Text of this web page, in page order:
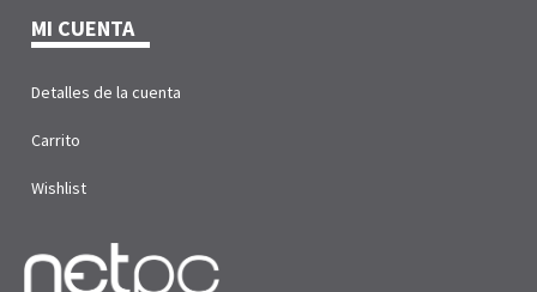
MI CUENTA
Detalles de la cuenta
Carrito
Wishlist